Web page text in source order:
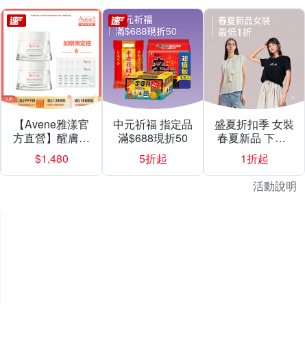
【Avene雅漾官
方直營】醒膚緊
實彈力霜50mlX2
入組
$1,480
中元祈福 指定品
滿$688現折50
5折起
盛夏折扣季 女裝
春夏新品 下殺1
折起
1折起
活動說明